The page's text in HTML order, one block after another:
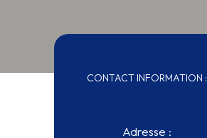
CONTACT INFORMATION :
Adresse :